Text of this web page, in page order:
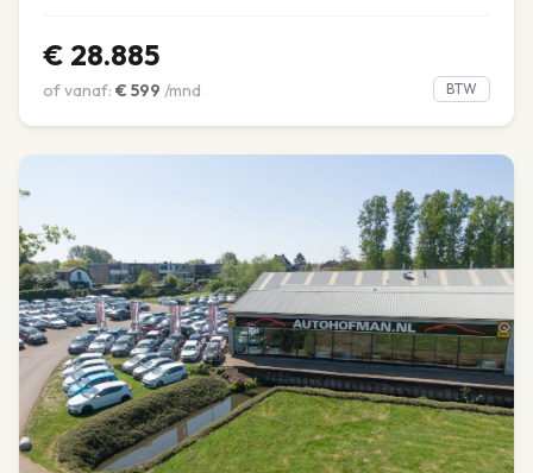
€ 28.885
of vanaf: € 599 /mnd BTW